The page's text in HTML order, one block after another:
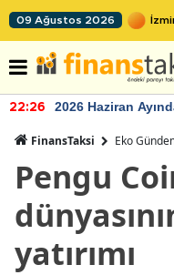
09 Ağustos 2026
22:26 2026 Haziran
FinansTaksi Eko
Pengu
yatırımı